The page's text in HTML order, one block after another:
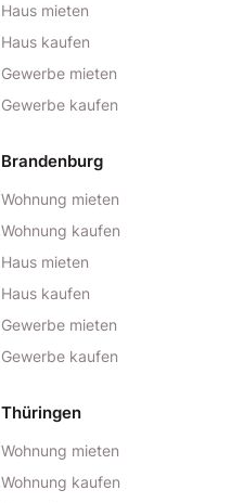
Haus mieten
Haus kaufen
Gewerbe mieten
Gewerbe kaufen
Brandenburg
Wohnung mieten
Wohnung kaufen
Haus mieten
Haus kaufen
Gewerbe mieten
Gewerbe kaufen
Thüringen
Wohnung mieten
Wohnung kaufen